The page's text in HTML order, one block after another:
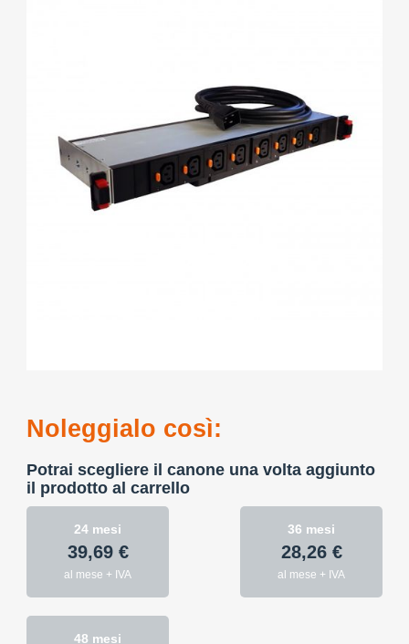
Noleggialo così:
Potrai scegliere il canone una volta aggiunto
il prodotto al carrello
24 mesi
39,69 €
al mese + IVA
36 mesi
28,26 €
al mese + IVA
48 mesi